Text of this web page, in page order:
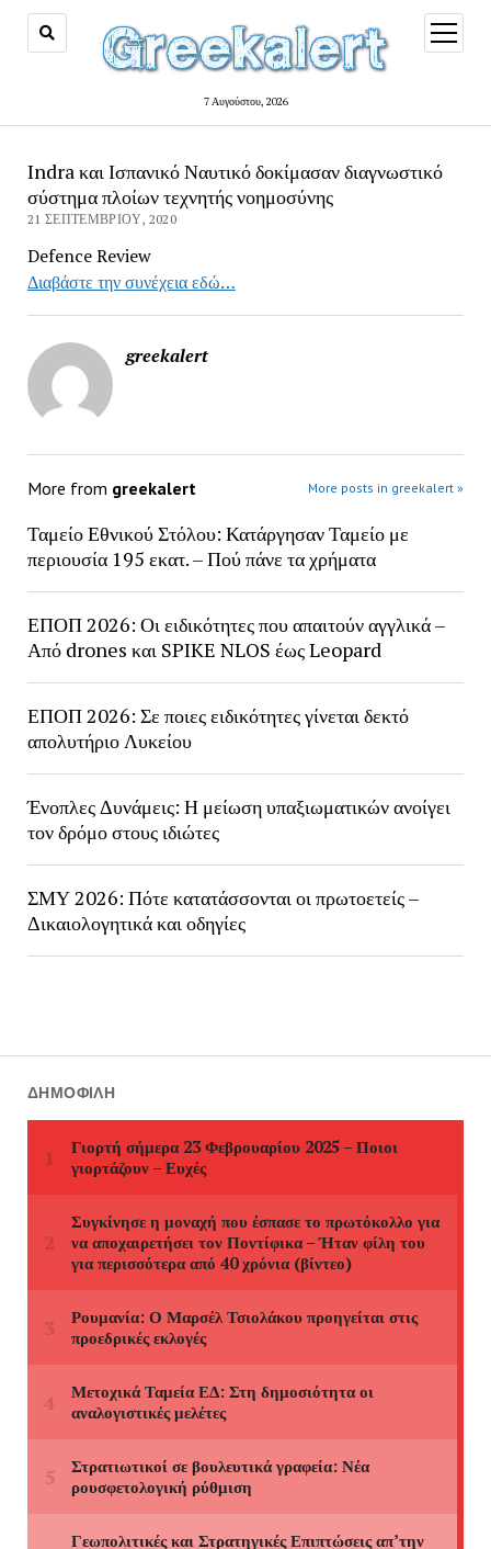
7 Αυγούστου, 2026
open
menu
Indra και Ισπανικό Ναυτικό δοκίμασαν διαγνωστικό
σύστημα πλοίων τεχνητής νοημοσύνης
21 ΣΕΠΤΕΜΒΡΊΟΥ, 2020
Defence Review
Διαβάστε την συνέχεια εδώ…
greekalert
More from greekalert More posts in greekalert »
Ταμείο Εθνικού Στόλου: Κατάργησαν Ταμείο με
περιουσία 195 εκατ. – Πού πάνε τα χρήματα
ΕΠΟΠ 2026: Οι ειδικότητες που απαιτούν αγγλικά –
Από drones και SPIKE NLOS έως Leopard
ΕΠΟΠ 2026: Σε ποιες ειδικότητες γίνεται δεκτό
απολυτήριο Λυκείου
Ένοπλες Δυνάμεις: Η μείωση υπαξιωματικών ανοίγει
τον δρόμο στους ιδιώτες
ΣΜΥ 2026: Πότε κατατάσσονται οι πρωτοετείς –
Δικαιολογητικά και οδηγίες
ΔΗΜΟΦΙΛΉ